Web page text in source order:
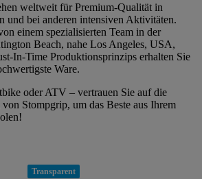
weltweit für Premium-Qualität in
und bei anderen intensiven Aktivitäten.
einem spezialisierten Team in der
Beach, nahe Los Angeles, USA,
In-Time Produktionsprinzips erhalten Sie
Ware.
oder ATV – vertrauen Sie auf die
Stompgrip, um das Beste aus Ihrem
Transparent